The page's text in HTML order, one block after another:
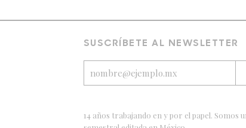
SUSCRÍBETE AL NEWSLETTER
14 años trabajando en y por el papel. Somos